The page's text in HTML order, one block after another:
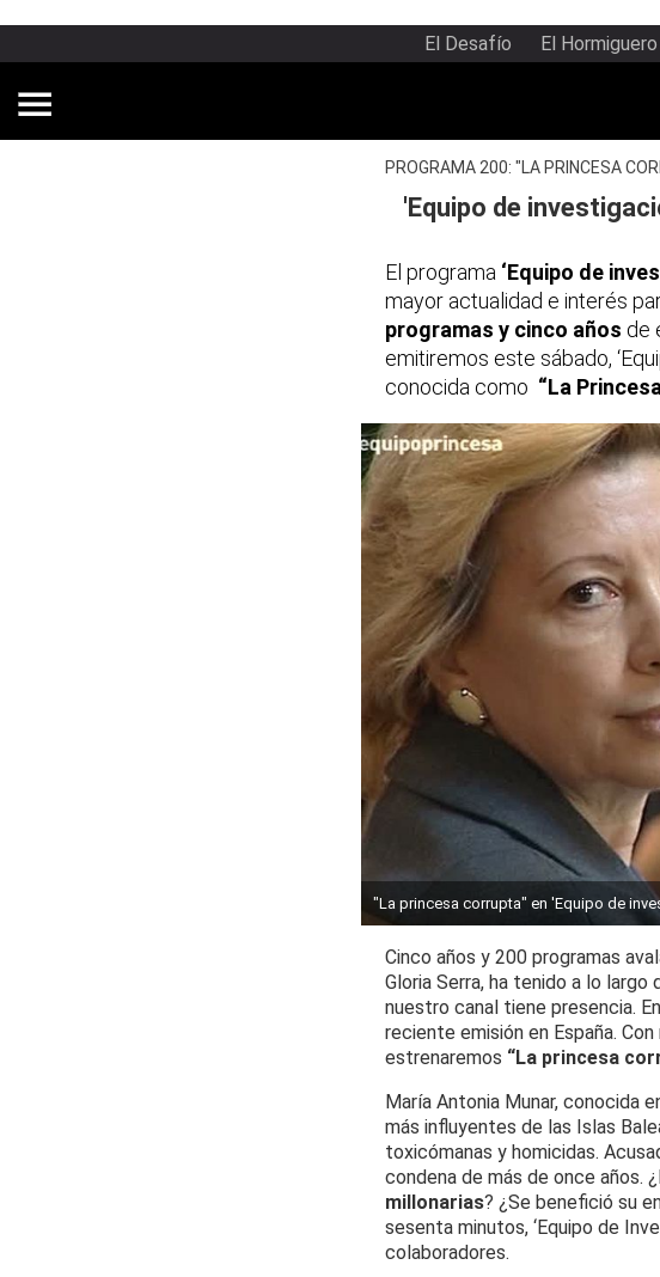
El Desafío El Hormiguero
PROGRAMA 200: "LA PRINCESA
'Equipo de
El programa ‘Equipo de
mayor actualidad e interés
programas y cinco años de
emitiremos este sábado,
conocida como “La
"La princesa corrupta" en 'Equipo de
Cinco años y 200 programas
Gloria Serra, ha tenido a lo
nuestro canal tiene presencia.
reciente emisión en España.
estrenaremos “La princesa
María Antonia Munar, conocida
más influyentes de las Islas
toxicómanas y homicidas.
condena de más de once años.
millonarias? ¿Se benefició su
sesenta minutos, ‘Equipo de
colaboradores.